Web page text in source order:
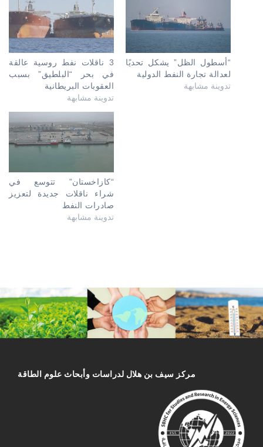
3 ناقلات نفط روسية عالقة
في بحر “البلطيق” بسبب
العقوبات البريطانية
تدوينة مشابهة
“أسطول الظل” يشكل تحديًا
لعدالة تجارة النفط الدولية
تدوينة مشابهة
“كازاخستان” تتوسع في
شراء ناقلات جديدة لتعزيز
صادرات النفط
تدوينة مشابهة
مركز سیف بن هلال لدراسات وأبحاث علوم الطاقة